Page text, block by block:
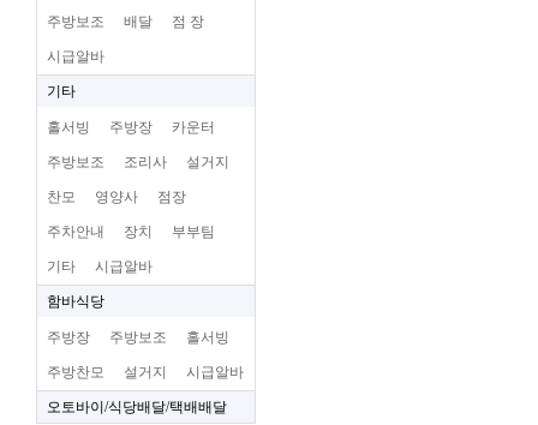
주방보조 배달 점 장
시급알바
기타
홀서빙 주방장 카운터
주방보조 조리사 설거지
찬모 영양사 점장
주차안내 장치 부부팀
기타 시급알바
함바식당
주방장 주방보조 홀서빙
주방찬모 설거지 시급알바
오토바이/식당배달/택배배달